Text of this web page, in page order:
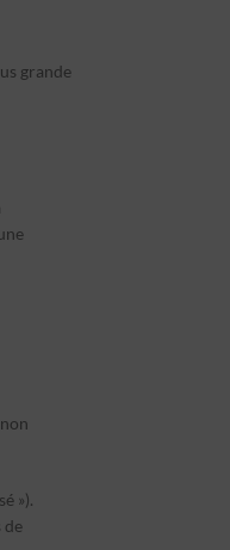
grande
»).
de